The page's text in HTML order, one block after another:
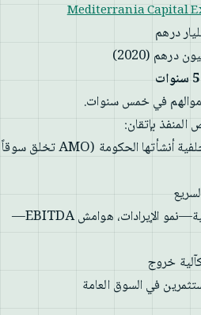
Mediterrania
في خمس سنوات.
بإتقان:
تحديد قطاع مع رياح خلفية أنشأتها الحكومة (AMO تخلق سوقاً
التحسين للمقاييس المالية—نمو الإيرادات، هوامش EBITDA—
خروج
في السوق العامة